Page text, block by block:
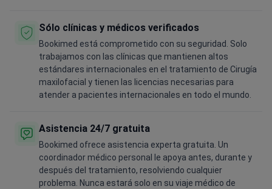
Sólo clínicas y médicos verificados
Bookimed está comprometido con su seguridad. Solo
trabajamos con las clínicas que mantienen altos
estándares internacionales en el tratamiento de Cirugía
maxilofacial y tienen las licencias necesarias para
atender a pacientes internacionales en todo el mundo.
Asistencia 24/7 gratuita
Bookimed ofrece asistencia experta gratuita. Un
coordinador médico personal le apoya antes, durante y
después del tratamiento, resolviendo cualquier
problema. Nunca estará solo en su viaje médico de